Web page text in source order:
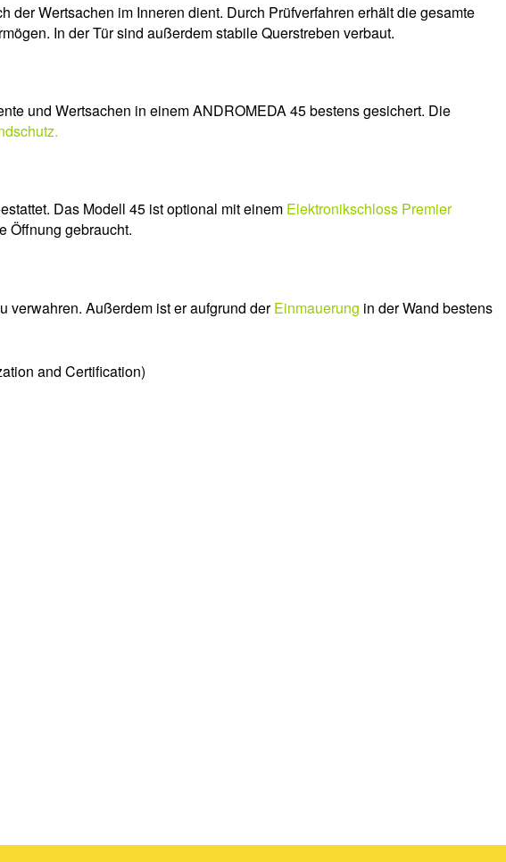
der Wertsachen im Inneren dient. Durch Prüfverfahren erhält die gesamte
In der Tür sind außerdem stabile Querstreben verbaut.
und Wertsachen in einem ANDROMEDA 45 bestens gesichert. Die
Das Modell 45 ist optional mit einem Elektronikschloss Premier
Öffnung gebraucht.
verwahren. Außerdem ist er aufgrund derEinmauerung in der Wand bestens